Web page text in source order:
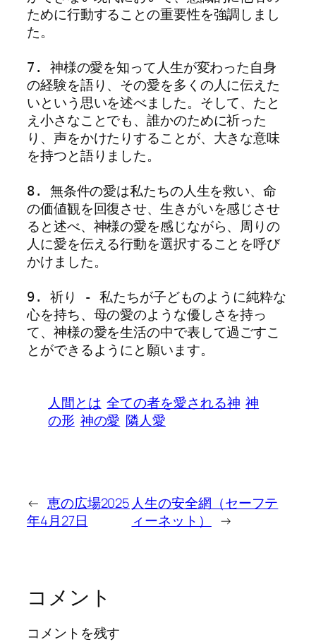
ために行動することの重要性を強調しまし
た。
7. 神様の愛を知って人生が変わった自身
の経験を語り、その愛を多くの人に伝えた
いという思いを述べました。そして、たと
え小さなことでも、誰かのために祈った
り、声をかけたりすることが、大きな意味
を持つと語りました。
8. 無条件の愛は私たちの人生を救い、命
の価値観を回復させ、生きがいを感じさせ
ると述べ、神様の愛を感じながら、周りの
人に愛を伝える行動を選択することを呼び
かけました。
9. 祈り - 私たちが子どものように純粋な
心を持ち、母の愛のような優しさを持っ
て、神様の愛を生活の中で表して過ごすこ
とができるようにと願います。
人間とは 全ての者を愛される神 神
の形 神の愛 隣人愛
← 恵の広場2025
年4月27日
人生の安全網（セーフテ
ィーネット）
→
コメント
コメントを残す